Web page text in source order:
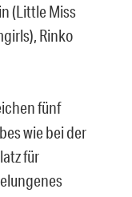
(Little Miss
Rinko
fünf
wie bei der
für